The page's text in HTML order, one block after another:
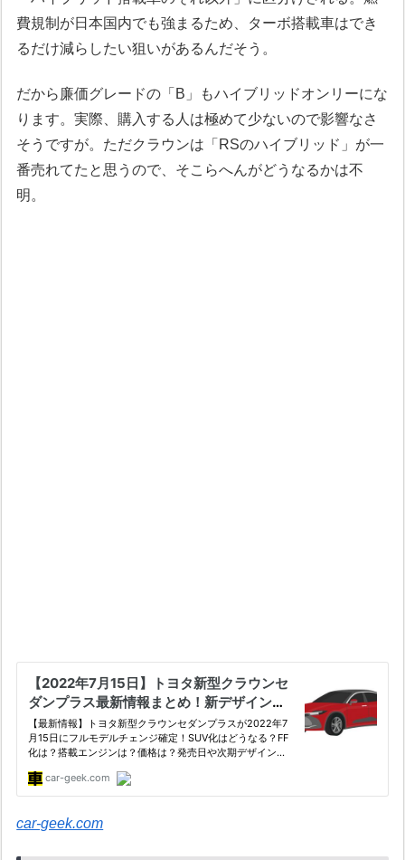
費規制が日本国内でも強まるため、ターボ搭載車はでき
るだけ減らしたい狙いがあるんだそう。
だから廉価グレードの「B」もハイブリッドオンリーにな
ります。実際、購入する人は極めて少ないので影響なさ
そうですが。ただクラウンは「RSのハイブリッド」が一
番売れてたと思うので、そこらへんがどうなるかは不
明。
car-geek.com